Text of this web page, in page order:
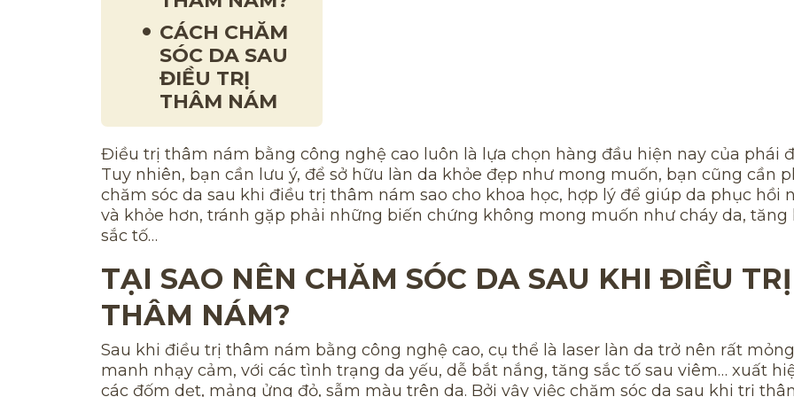
CÁCH CHĂM
SÓC DA SAU
ĐIỀU TRỊ
THÂM NÁM
Điều trị thâm nám bằng công nghệ cao luôn là lựa chọn hàng đầu hiện nay của phái
Tuy nhiên, bạn cần lưu ý, để sở hữu làn da khỏe đẹp như mong muốn, bạn cũng cần
chăm sóc da sau khi điều trị thâm nám sao cho khoa học, hợp lý để giúp da phục hồi
và khỏe hơn, tránh gặp phải những biến chứng không mong muốn như cháy da, tăng
sắc tố…
TẠI SAO NÊN CHĂM SÓC DA SAU KHI ĐIỀU TRỊ
THÂM NÁM?
Sau khi điều trị thâm nám bằng công nghệ cao, cụ thể là laser làn da trở nên rất mỏng
manh nhạy cảm, với các tình trạng da yếu, dễ bắt nắng, tăng sắc tố sau viêm… xuất
các đốm dẹt, mảng ửng đỏ, sẫm màu trên da. Bởi vậy việc chăm sóc da sau khi trị